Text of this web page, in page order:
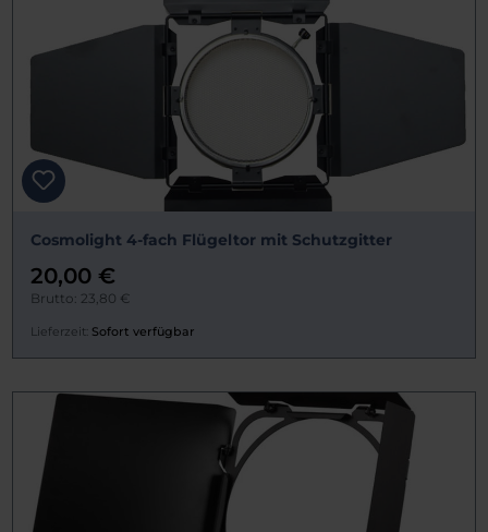
Cosmolight 4-fach Flügeltor mit Schutzgitter
20,00 €
Brutto: 23,80 €
Lieferzeit: Sofort verfügbar